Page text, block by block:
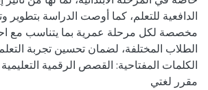
الدافعية للتعلم، كما أوصت الدراسة
مخصصة لكل مرحلة عمرية بما يتناسب مع
الكلمات المفتاحية: القصص الرقمية
مقرر لغتي